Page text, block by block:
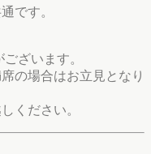
です。
ざいます。
の場合はお立見となり
ください。